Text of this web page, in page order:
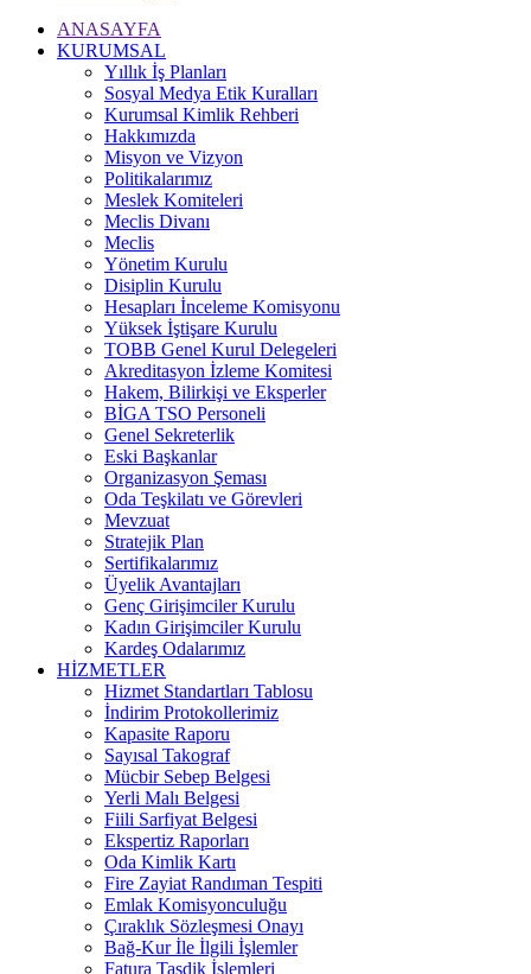
ANASAYFA
KURUMSAL
Yıllık İş Planları
Sosyal Medya Etik Kuralları
Kurumsal Kimlik Rehberi
Hakkımızda
Misyon ve Vizyon
Politikalarımız
Meslek Komiteleri
Meclis Divanı
Meclis
Yönetim Kurulu
Disiplin Kurulu
Hesapları İnceleme Komisyonu
Yüksek İştişare Kurulu
TOBB Genel Kurul Delegeleri
Akreditasyon İzleme Komitesi
Hakem, Bilirkişi ve Eksperler
BİGA TSO Personeli
Genel Sekreterlik
Eski Başkanlar
Organizasyon Şeması
Oda Teşkilatı ve Görevleri
Mevzuat
Stratejik Plan
Sertifikalarımız
Üyelik Avantajları
Genç Girişimciler Kurulu
Kadın Girişimciler Kurulu
Kardeş Odalarımız
HİZMETLER
Hizmet Standartları Tablosu
İndirim Protokollerimiz
Kapasite Raporu
Sayısal Takograf
Mücbir Sebep Belgesi
Yerli Malı Belgesi
Fiili Sarfiyat Belgesi
Ekspertiz Raporları
Oda Kimlik Kartı
Fire Zayiat Randıman Tespiti
Emlak Komisyonculuğu
Çıraklık Sözleşmesi Onayı
Bağ-Kur İle İlgili İşlemler
Fatura Tasdik İşlemleri